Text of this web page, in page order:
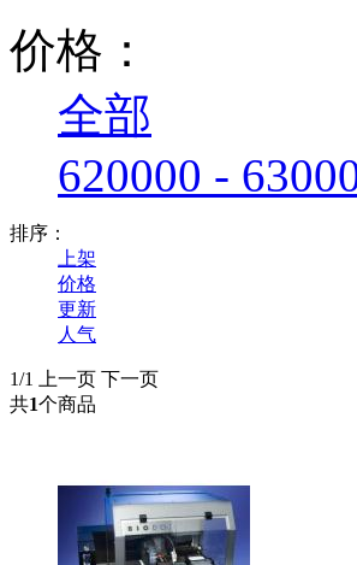
价格：
全部
620000 -
排序：
上架
价格
更新
人气
1/1 上一页
下一页
共1个商品